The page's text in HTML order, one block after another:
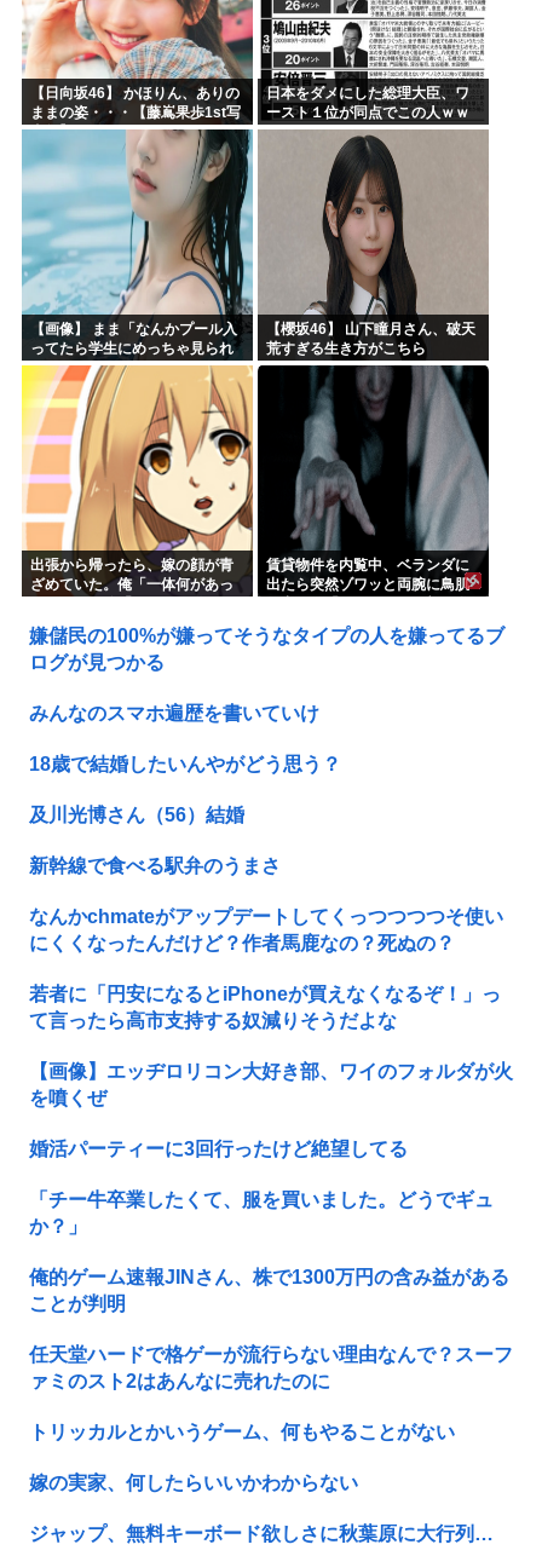
【日向坂46】 かほりん、ありの
ままの姿・・・【藤嶌果歩1st写
真集】
日本をダメにした総理大臣、ワ
ースト１位が同点でこの人ｗｗ
ｗｗｗｗ
【画像】 まま「なんかプール入
ってたら学生にめっちゃ見られ
たw」
【櫻坂46】 山下瞳月さん、破天
荒すぎる生き方がこちら
出張から帰ったら、嫁の顔が青
ざめていた。俺「一体何があっ
に話を聞くと…
賃貸物件を内覧中、ベランダに
出たら突然ゾワッと両腕に鳥肌
だ」と思った瞬間、体が前にド
ンッと突き飛ばされて…
嫌儲民の100%が嫌ってそうなタイプの人を嫌ってるブ
ログが見つかる
みんなのスマホ遍歴を書いていけ
18歳で結婚したいんやがどう思う？
及川光博さん（56）結婚
新幹線で食べる駅弁のうまさ
なんかchmateがアップデートしてくっつつつつそ使い
にくくなったんだけど？作者馬鹿なの？死ぬの？
若者に「円安になるとiPhoneが買えなくなるぞ！」っ
て言ったら高市支持する奴減りそうだよな
【画像】エッヂロリコン大好き部、ワイのフォルダが火
を噴くぜ
婚活パーティーに3回行ったけど絶望してる
「チー牛卒業したくて、服を買いました。どうでギュ
か？」
俺的ゲーム速報JINさん、株で1300万円の含み益がある
ことが判明
任天堂ハードで格ゲーが流行らない理由なんで？スーフ
ァミのスト2はあんなに売れたのに
トリッカルとかいうゲーム、何もやることがない
嫁の実家、何したらいいかわからない
ジャップ、無料キーボード欲しさに秋葉原に大行列…